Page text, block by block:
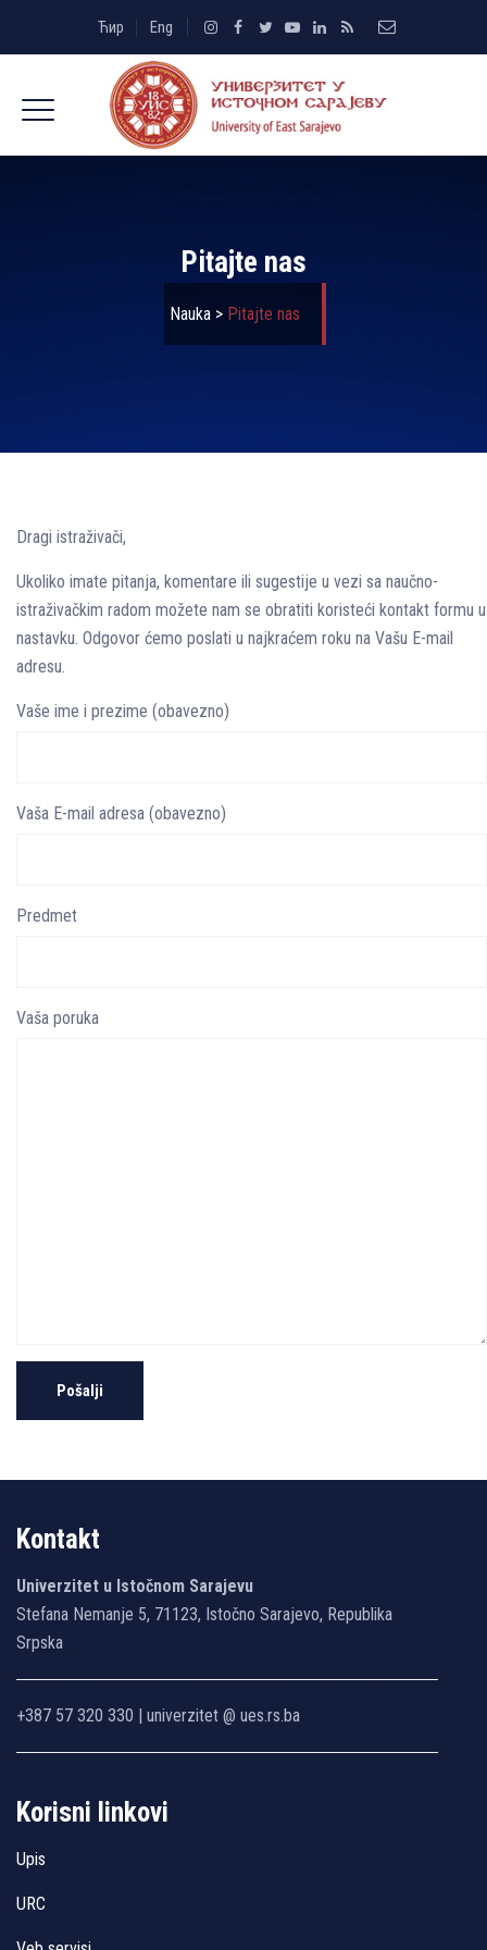
Ћир Eng
Pitajte nas
Nauka > Pitajte nas
Dragi istraživači,
Ukoliko imate pitanja, komentare ili sugestije u vezi sa naučno-
istraživačkim radom možete nam se obratiti koristeći kontakt formu u
nastavku. Odgovor ćemo poslati u najkraćem roku na Vašu E-mail
adresu.
Vaše ime i prezime (obavezno)
Vaša E-mail adresa (obavezno)
Predmet
Vaša poruka
Kontakt
Univerzitet u Istočnom Sarajevu
Stefana Nemanje 5, 71123, Istočno Sarajevo, Republika
Srpska
+387 57 320 330 | univerzitet @ ues.rs.ba
Korisni linkovi
Upis
URC